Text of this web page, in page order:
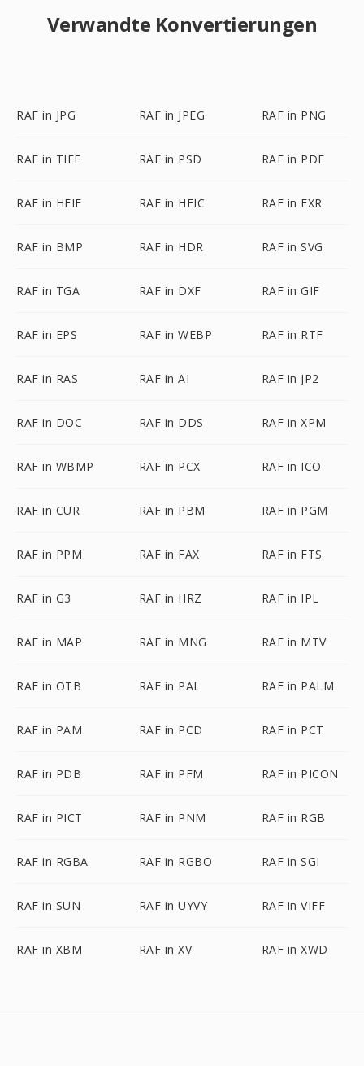
Verwandte Konvertierungen
RAF in JPG RAF in JPEG RAF in PNG
RAF in TIFF RAF in PSD RAF in PDF
RAF in HEIF RAF in HEIC RAF in EXR
RAF in BMP RAF in HDR RAF in SVG
RAF in TGA RAF in DXF RAF in GIF
RAF in EPS RAF in WEBP RAF in RTF
RAF in RAS RAF in AI RAF in JP2
RAF in DOC RAF in DDS RAF in XPM
RAF in WBMP RAF in PCX RAF in ICO
RAF in CUR RAF in PBM RAF in PGM
RAF in PPM RAF in FAX RAF in FTS
RAF in G3 RAF in HRZ RAF in IPL
RAF in MAP RAF in MNG RAF in MTV
RAF in OTB RAF in PAL RAF in PALM
RAF in PAM RAF in PCD RAF in PCT
RAF in PDB RAF in PFM RAF in PICON
RAF in PICT RAF in PNM RAF in RGB
RAF in RGBA RAF in RGBO RAF in SGI
RAF in SUN RAF in UYVY RAF in VIFF
RAF in XBM RAF in XV RAF in XWD